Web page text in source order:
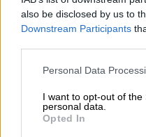
also be disclosed by us to
Downstream Participants
Personal Data
I want to opt-out of the
personal data.
Opted In
Όχι